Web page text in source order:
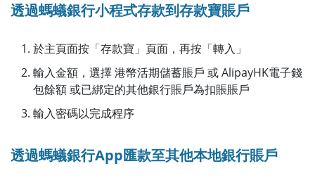
透過螞蟻銀行小程式存款到存款寶賬戶
於主頁面按「存款寶」頁面，再按「轉入」
輸入金額，選擇 港幣活期儲蓄賬戶 或 AlipayHK電子錢
包餘額 或已綁定的其他銀行賬戶為扣賬賬戶
輸入密碼以完成程序
透過螞蟻銀行App匯款至其他本地銀行賬戶